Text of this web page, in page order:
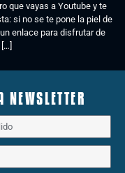
que vayas a Youtube y te
si no se te pone la piel de
enlace para disfrutar de